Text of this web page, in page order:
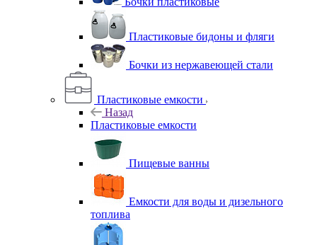
Пластиковые бидоны и фляги
Бочки из нержавеющей стали
Пластиковые емкости
Назад
Пластиковые емкости
Пищевые ванны
Емкости для воды и дизельного
топлива